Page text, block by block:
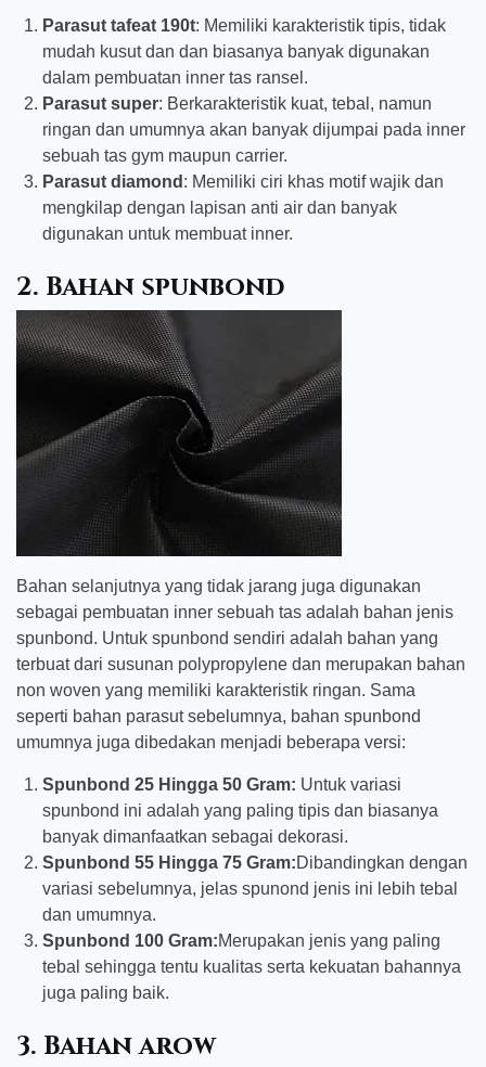
Parasut tafeat 190t: Memiliki karakteristik tipis, tidak
mudah kusut dan dan biasanya banyak digunakan
dalam pembuatan inner tas ransel.
Parasut super: Berkarakteristik kuat, tebal, namun
ringan dan umumnya akan banyak dijumpai pada inner
sebuah tas gym maupun carrier.
Parasut diamond : Memiliki ciri khas motif wajik dan
mengkilap dengan lapisan anti air dan banyak
digunakan untuk membuat inner.
2. Bahan spunbond
Bahan selanjutnya yang tidak jarang juga digunakan
sebagai pembuatan inner sebuah tas adalah bahan jenis
spunbond. Untuk spunbond sendiri adalah bahan yang
terbuat dari susunan polypropylene dan merupakan bahan
non woven yang memiliki karakteristik ringan. Sama
seperti bahan parasut sebelumnya, bahan spunbond
umumnya juga dibedakan menjadi beberapa versi:
Spunbond 25 Hingga 50 Gram: Untuk variasi
spunbond ini adalah yang paling tipis dan biasanya
banyak dimanfaatkan sebagai dekorasi.
Spunbond 55 Hingga 75 Gram:Dibandingkan dengan
variasi sebelumnya, jelas spunond jenis ini lebih tebal
dan umumnya.
Spunbond 100 Gram:Merupakan jenis yang paling
tebal sehingga tentu kualitas serta kekuatan bahannya
juga paling baik.
3. Bahan arow